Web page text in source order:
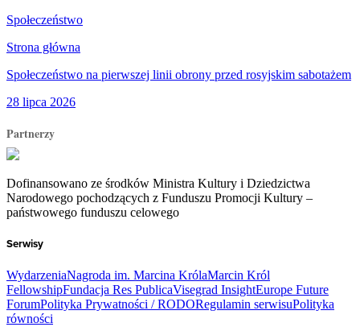
Społeczeństwo
Strona główna
Społeczeństwo na pierwszej linii obrony przed rosyjskim sabotażem
28 lipca 2026
Partnerzy
Dofinansowano ze środków Ministra Kultury i Dziedzictwa
Narodowego pochodzących z Funduszu Promocji Kultury –
państwowego funduszu celowego
Serwisy
WydarzeniaNagroda im. Marcina KrólaMarcin Król
FellowshipFundacja Res PublicaVisegrad InsightEurope Future
ForumPolityka Prywatności / RODORegulamin serwisuPolityka
równości